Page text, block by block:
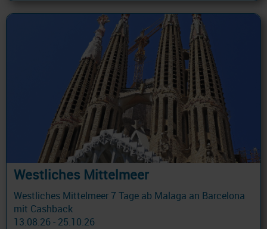
Westliches Mittelmeer
Westliches Mittelmeer 7 Tage ab Malaga an Barcelona
mit Cashback
13.08.26 - 25.10.26